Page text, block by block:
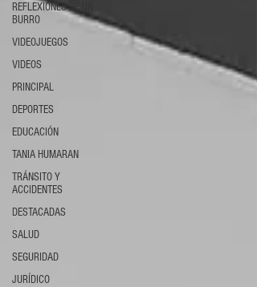
REFLEXIONES DE UN
BURRO
VIDEOJUEGOS
VIDEOS
PRINCIPAL
DEPORTES
EDUCACIÓN
TANIA HUMARAN
TRÁNSITO Y
ACCIDENTES
DESTACADAS
SALUD
SEGURIDAD
JURÍDICO